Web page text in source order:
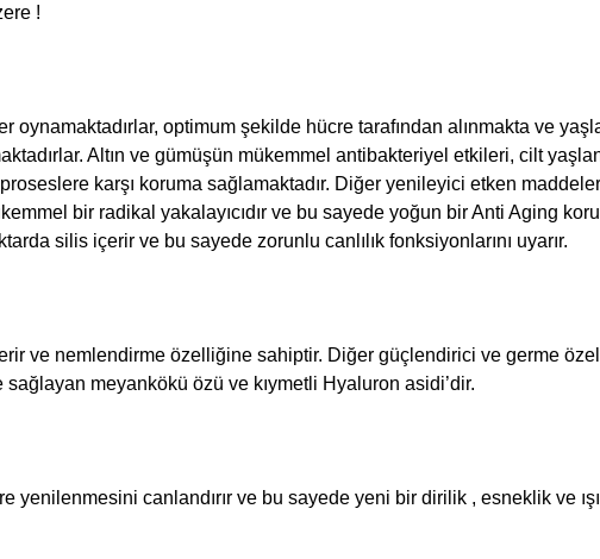
!
oynamaktadırlar, optimum şekilde hücre tarafından alınmakta ve
Altın ve gümüşün mükemmel antibakteriyel etkileri, cilt
proseslere karşı koruma sağlamaktadır. Diğer yenileyici etken
bir radikal yakalayıcıdır ve bu sayede yoğun bir Anti Aging
silis içerir ve bu sayede zorunlu canlılık fonksiyonlarını uyarır.
ve nemlendirme özelliğine sahiptir. Diğer güçlendirici ve germe
meyankökü özü ve kıymetli Hyaluron asidi’dir.
yenilenmesini canlandırır ve bu sayede yeni bir dirilik , esneklik ve